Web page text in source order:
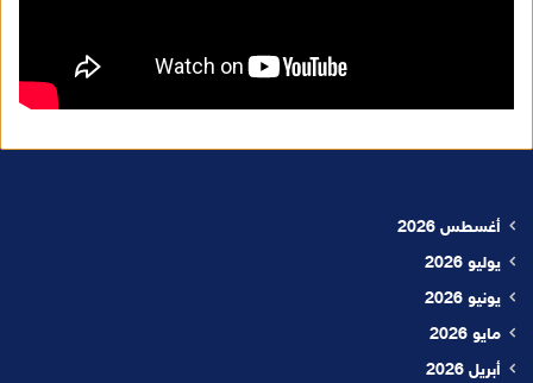
أغسطس 2026
يوليو 2026
يونيو 2026
مايو 2026
أبريل 2026